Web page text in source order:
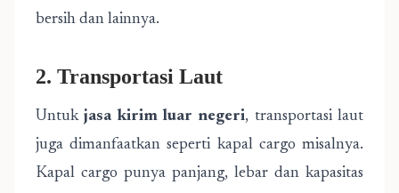
bersih dan lainnya.
2. Transportasi Laut
Untukjasa kirim luar negeri, transportasi laut
juga dimanfaatkan seperti kapal cargo misalnya.
Kapal cargo punya panjang, lebar dan kapasitas